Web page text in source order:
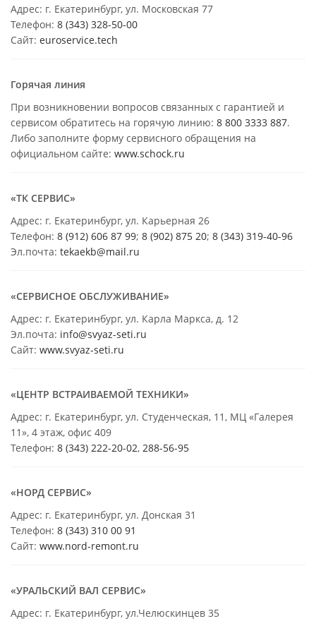
Адрес: г. Екатеринбург, ул. Московская 77
Телефон: 8 (343) 328-50-00
Сайт: euroservice.tech
Горячая линия
При возникновении вопросов связанных с гарантией и
сервисом обратитесь на горячую линию: 8 800 3333 887.
Либо заполните форму сервисного обращения на
официальном сайте: www.schock.ru
«ТК СЕРВИС»
Адрес: г. Екатеринбург, ул. Карьерная 26
Телефон: 8 (912) 606 87 99; 8 (902) 875 20; 8 (343) 319-40-96
Эл.почта: tekaekb@mail.ru
«СЕРВИСНОЕ ОБСЛУЖИВАНИЕ»
Адрес: г. Екатеринбург, ул. Карла Маркса, д. 12
Эл.почта: info@svyaz-seti.ru
Сайт: www.svyaz-seti.ru
«ЦЕНТР ВСТРАИВАЕМОЙ ТЕХНИКИ»
Адрес: г. Екатеринбург, ул. Студенческая, 11, МЦ «Галерея
11», 4 этаж, офис 409
Телефон: 8 (343) 222-20-02, 288-56-95
«НОРД СЕРВИС»
Адрес: г. Екатеринбург, ул. Донская 31
Телефон: 8 (343) 310 00 91
Сайт: www.nord-remont.ru
«УРАЛЬСКИЙ ВАЛ СЕРВИС»
Адрес: г. Екатеринбург, ул.Челюскинцев 35